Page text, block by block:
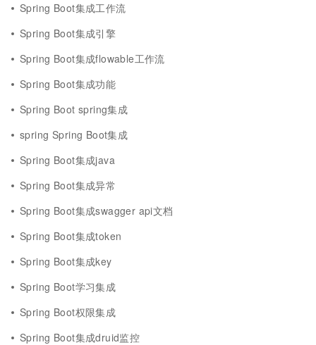
Spring Boot集成工作流
Spring Boot集成引擎
Spring Boot集成flowable工作流
Spring Boot集成功能
Spring Boot spring集成
spring Spring Boot集成
Spring Boot集成java
Spring Boot集成异常
Spring Boot集成swagger api文档
Spring Boot集成token
Spring Boot集成key
Spring Boot学习集成
Spring Boot权限集成
Spring Boot集成druid监控